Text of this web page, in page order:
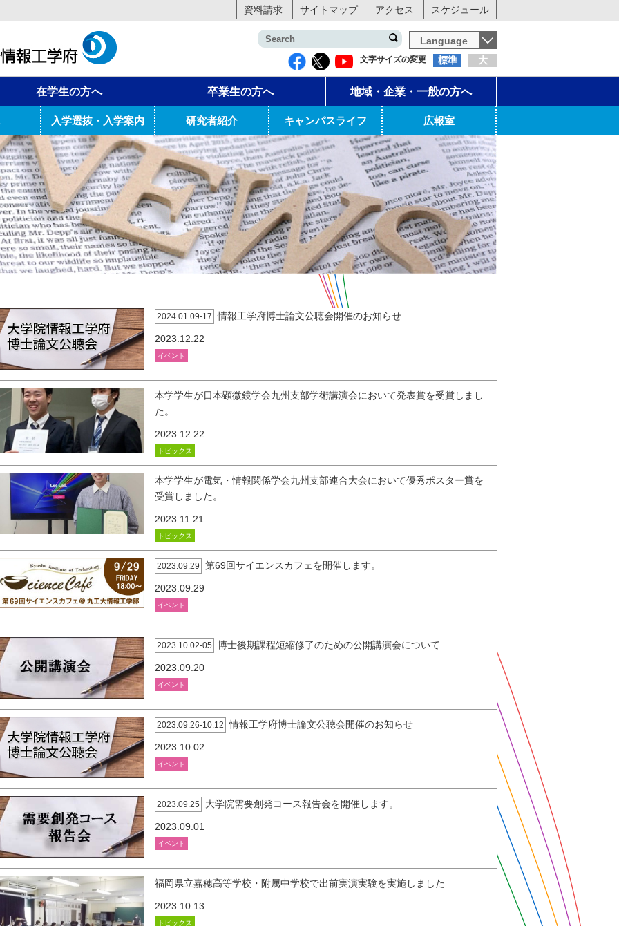
資料請求 サイトマップ アクセス スケジュール
Language
文字サイズの変更 標準 大
在学生の方へ 卒業生の方へ 地域・企業・一般の方へ
入学選抜・入学案内 研究者紹介 キャンパスライフ 広報室
2024.01.09-17 情報工学府博士論文公聴会開催のお知らせ
2023.12.22
イベント
本学学生が日本顕微鏡学会九州支部学術講演会において発表賞を受賞しまし
た。
2023.12.22
トピックス
本学学生が電気・情報関係学会九州支部連合大会において優秀ポスター賞を
受賞しました。
2023.11.21
トピックス
2023.09.29 第69回サイエンスカフェを開催します。
2023.09.29
イベント
2023.10.02-05 博士後期課程短縮修了のための公開講演会について
2023.09.20
イベント
2023.09.26-10.12 情報工学府博士論文公聴会開催のお知らせ
2023.10.02
イベント
2023.09.25 大学院需要創発コース報告会を開催します。
2023.09.01
イベント
福岡県立嘉穂高等学校・附属中学校で出前実演実験を実施しました
2023.10.13
トピックス